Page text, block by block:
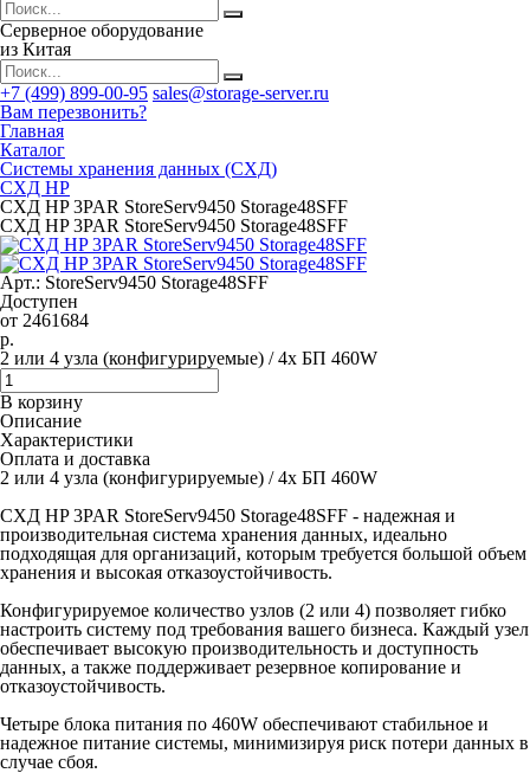
Серверное оборудование
из Китая
+7 (499) 899-00-95 sales@storage-server.ru
Вам перезвонить?
Главная
Каталог
Системы хранения данных (СХД)
СХД HP
СХД HP 3PAR StoreServ9450 Storage48SFF
СХД HP 3PAR StoreServ9450 Storage48SFF
Арт.: StoreServ9450 Storage48SFF
Доступен
от 2461684
р.
2 или 4 узла (конфигурируемые) / 4x БП 460W
В корзину
Описание
Характеристики
Оплата и доставка
2 или 4 узла (конфигурируемые) / 4x БП 460W
СХД HP 3PAR StoreServ9450 Storage48SFF - надежная и
производительная система хранения данных, идеально
подходящая для организаций, которым требуется большой объем
хранения и высокая отказоустойчивость.
Конфигурируемое количество узлов (2 или 4) позволяет гибко
настроить систему под требования вашего бизнеса. Каждый узел
обеспечивает высокую производительность и доступность
данных, а также поддерживает резервное копирование и
отказоустойчивость.
Четыре блока питания по 460W обеспечивают стабильное и
надежное питание системы, минимизируя риск потери данных в
случае сбоя.